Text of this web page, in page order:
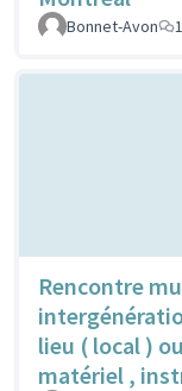
Bonnet-Avon
Rencontre
lieu ( local )
matériel ,